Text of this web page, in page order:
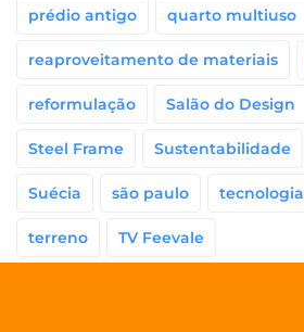
prédio antigo quarto multiuso
reaproveitamento de materiais
reformulação Salão do Design
Steel Frame Sustentabilidade
Suécia são paulo tecnologia
terreno TV Feevale